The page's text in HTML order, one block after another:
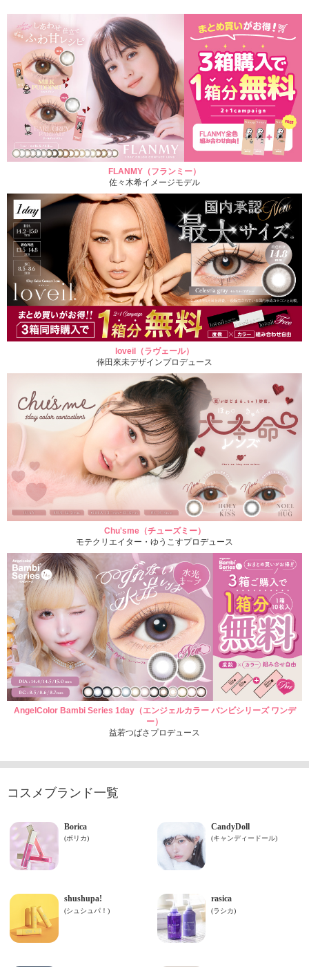
FLANMY（フランミー）
佐々木希イメージモデル
loveil（ラヴェール）
倖田來未デザインプロデュース
Chu'sme（チューズミー）
モテクリエイター・ゆうこすプロデュース
AngelColor Bambi Series 1day（エンジェルカラー バンビシリーズ ワンデ
ー）
益若つばさプロデュース
コスメブランド一覧